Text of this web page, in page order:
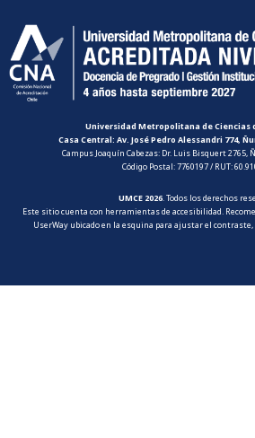
Universidad Metropolitana de Ciencias
Casa Central: Av. José Pedro Alessandri 774,
Campus Joaquín Cabezas: Dr. Luis Bisquert 2765,
Código Postal: 7760197 / RUT:
UMCE 2026. Todos los derechos
Este sitio cuenta con herramientas de accesibilidad.
UserWay ubicado en la esquina para ajustar el